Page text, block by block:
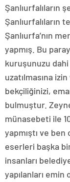
Şanlıurfalıların
Şanlıurfalıların
Şanlıurfa’nın
yapmış. Bu
kuruşunuzu
uzatılmasına
bekçiliğinizi,
bulmuştur.
münasebeti ile
yapmıştı ve
eserleri başka
insanları
yapılanları emin